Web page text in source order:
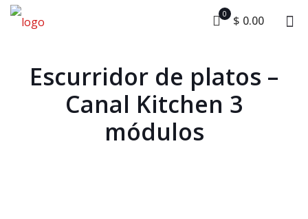
0 $ 0.00
Escurridor de platos –
Canal Kitchen 3
módulos